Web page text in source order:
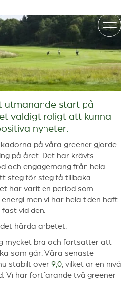
utmanande start på
väldigt roligt att kunna
nyheter.
på våra greener gjorde
på året. Det har krävts
och engagemang från hela
steg för steg få tillbaka
har varit en period som
men vi har hela tiden haft
vid den.
hårda arbetet.
mycket bra och fortsätter att
som går. Våra senaste
stabilt över 9,0, vilket är en nivå
Vi har fortfarande två greener